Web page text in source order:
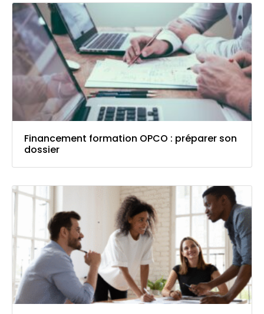
Financement formation OPCO : préparer son
dossier